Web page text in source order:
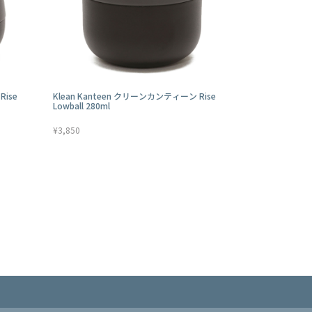
Klean Kanteen クリーンカンティーン Rise
Lowball 280ml
¥3,850